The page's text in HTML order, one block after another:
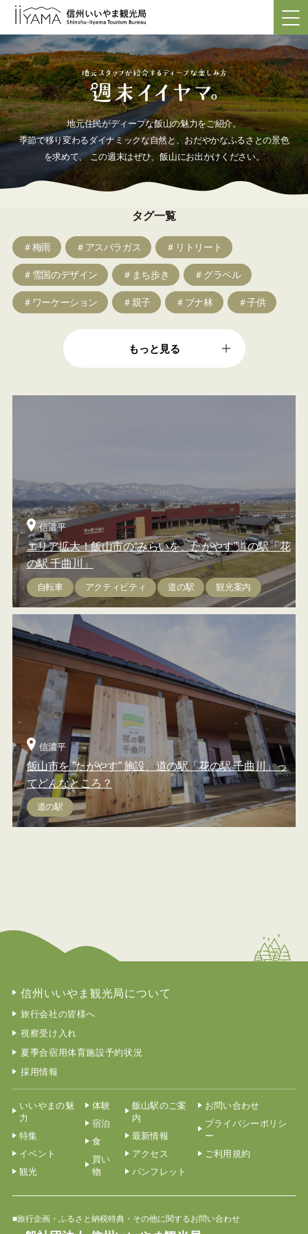
地元住民がディープな飯山の魅力をご紹介。
季節で移り変わるダイナミックな自然と、おだやかなふるさとの景色
を求めて、この週末はぜひ、飯山にお出かけください。
タグ一覧
＃梅雨 ＃アスパラガス ＃リトリート
＃雪国のデザイン ＃まち歩き ＃グラベル
＃ワーケーション ＃親子 ＃ブナ林 ＃子供
もっと見る
信濃平
エリア拡大！飯山市の“みらいを、たがやす”道の駅「花
の駅 千曲川」
自転車 アクティビティ 道の駅 観光案内
信濃平
飯山市を ”たがやす” 施設、道の駅「花の駅 千曲川」っ
てどんなところ？
道の駅
信州いいやま観光局について
旅行会社の皆様へ
視察受け入れ
夏季合宿用体育施設予約状況
採用情報
いいやまの魅
力
特集
イベント
観光
体験
宿泊
食
買い
物
飯山駅のご案
内
最新情報
アクセス
パンフレット
お問い合わせ
プライバシーポリシ
ー
ご利用規約
■旅行企画・ふるさと納税特典・その他に関するお問い合わせ